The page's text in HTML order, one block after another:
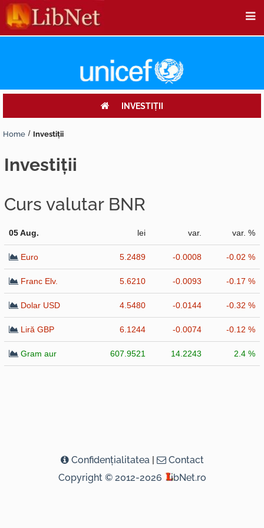
INVESTIŢII
Home Investiţii
investiţii
Curs valutar BNR
05 Aug. lei var. var. %
Euro 5.2489 -0.0008 -0.02 %
Franc Elv. 5.6210 -0.0093 -0.17 %
Dolar USD 4.5480 -0.0144 -0.32 %
Liră GBP 6.1244 -0.0074 -0.12 %
Gram aur 607.9521 14.2243 2.4 %
Confidenţialitatea |
Contact
Copyright © 2012-2026
ibNet.ro